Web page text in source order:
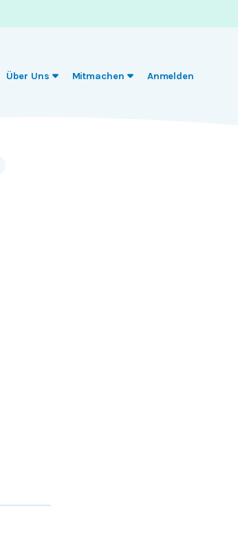
Über Uns Mitmachen Anmelden